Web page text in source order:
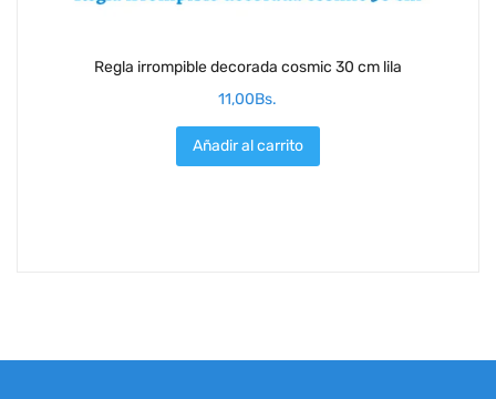
Regla irrompible decorada cosmic 30 cm lila
11,00Bs.
Añadir al carrito